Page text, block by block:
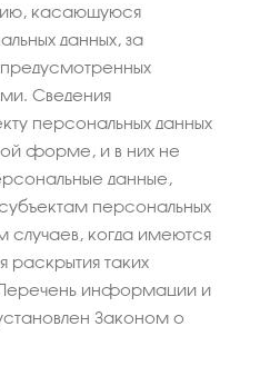
касающуюся
данных, за
Сведения
персональных данных
форме, и в них не
данные,
персональных
случаев, когда имеются
раскрытия таких
информации и
Законом о